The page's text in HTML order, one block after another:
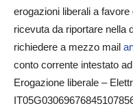
erogazioni liberali a
ricevuta da riportare nella
richiedere a mezzo mail
conto corrente intestato
Erogazione liberale –